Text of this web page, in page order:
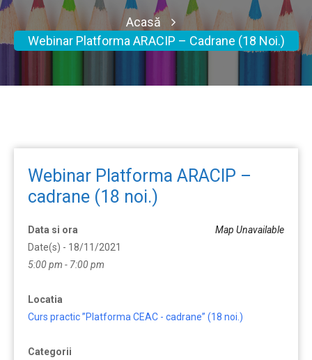
Acasă
Webinar Platforma ARACIP – Cadrane (18 Noi.)
Webinar Platforma ARACIP –
cadrane (18 noi.)
Map Unavailable
Data si ora
Date(s) - 18/11/2021
5:00 pm - 7:00 pm
Locatia
Curs practic ”Platforma CEAC - cadrane” (18 noi.)
Categorii